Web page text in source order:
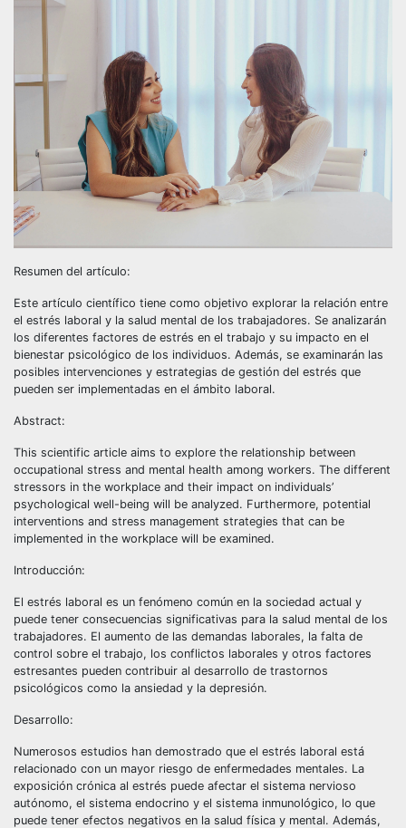
Resumen del artículo:
Este artículo científico tiene como objetivo explorar la relación entre
el estrés laboral y la salud mental de los trabajadores. Se analizarán
los diferentes factores de estrés en el trabajo y su impacto en el
bienestar psicológico de los individuos. Además, se examinarán las
posibles intervenciones y estrategias de gestión del estrés que
pueden ser implementadas en el ámbito laboral.
Abstract:
This scientific article aims to explore the relationship between
occupational stress and mental health among workers. The different
stressors in the workplace and their impact on individuals’
psychological well-being will be analyzed. Furthermore, potential
interventions and stress management strategies that can be
implemented in the workplace will be examined.
Introducción:
El estrés laboral es un fenómeno común en la sociedad actual y
puede tener consecuencias significativas para la salud mental de los
trabajadores. El aumento de las demandas laborales, la falta de
control sobre el trabajo, los conflictos laborales y otros factores
estresantes pueden contribuir al desarrollo de trastornos
psicológicos como la ansiedad y la depresión.
Desarrollo:
Numerosos estudios han demostrado que el estrés laboral está
relacionado con un mayor riesgo de enfermedades mentales. La
exposición crónica al estrés puede afectar el sistema nervioso
autónomo, el sistema endocrino y el sistema inmunológico, lo que
puede tener efectos negativos en la salud física y mental. Además,